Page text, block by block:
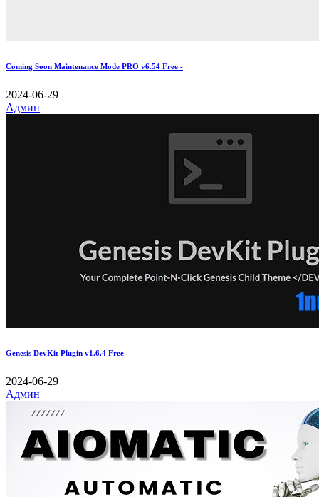
Coming Soon Maintenance Mode PRO v6.54 Free -
2024-06-29
Админ
Genesis DevKit Plugin v1.6.4 Free -
2024-06-29
Админ